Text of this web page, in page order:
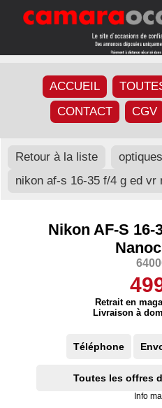
ACCUEIL
CONTACT
CGV
Retour à la liste
nikon af-s 16-35 f/4 g ed vr
Nikon AF-S 16-
Retrait en
Livraison à
Téléphone
Toutes les offres
Info